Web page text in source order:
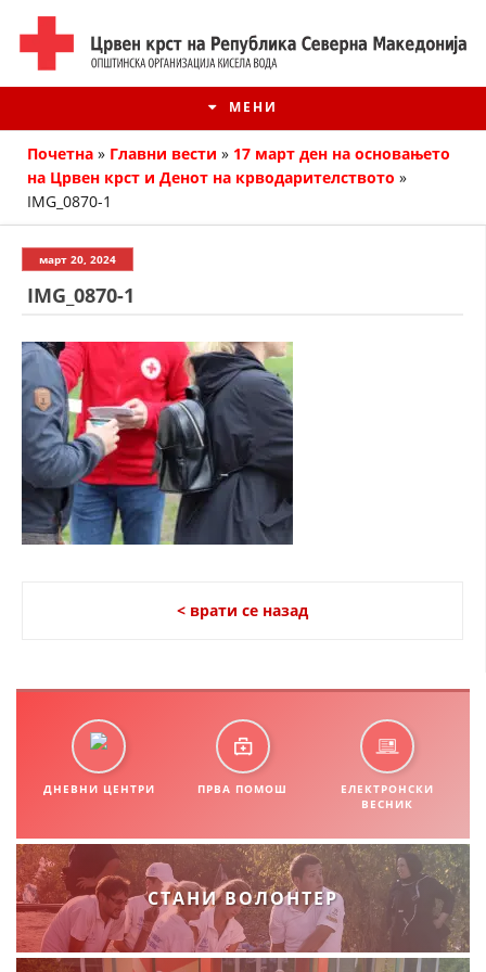
МЕНИ
ИСТОРИЈАТ НА ЦКРМ
ИСТОРИЈАТ НА ДВИЖЕЊЕТО
СТРУКТУРА НА ОРГАНИЗАЦИЈАТА
КОНТАКТ ИНФОРМАЦИИ
ОРГАНИЗАЦИЈА И РАЗВОЈ
РАКОВОДЕН ОДБОР
СОБРАНИЕ
СТРУКТУРА И ОРГАНИЗАЦИОНА ПОСТАВЕНОСТ
Почетна » Главни вести » 17 март ден на основањето
на Црвен крст и Денот на крводарителството »
IMG_0870-1
март 20, 2024
IMG_0870-1
< врати се назад
ДНЕВНИ ЦЕНТРИ ПРВА ПОМОШ
ЕЛЕКТРОНСКИ
ВЕСНИК
СТАНИ ВОЛОНТЕР